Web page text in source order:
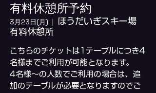
有料休憩所予約
3月23日(月)
  |
ほうだいぎスキー場
有料休憩所
こちらのチケットは1テーブルにつき4
名様までご利用が可能となります。
4名様～の人数でご利用の場合は、追
加のテーブルが必要となりますのでご